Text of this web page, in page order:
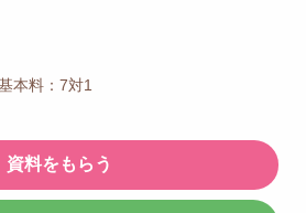
本料：7対1
資料をもらう